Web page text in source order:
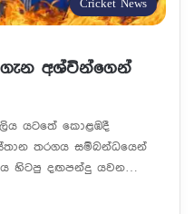
Cricket News
අශ්වින්ගෙන්
යටතේ කොළඹදී
තරගය සම්බන්ධයෙන්
හිටපු දඟපන්දු යවන…